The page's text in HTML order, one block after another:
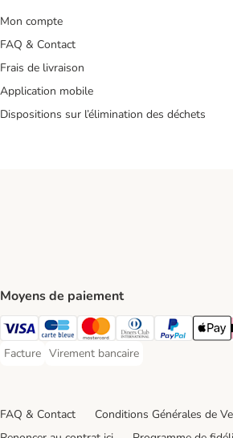
Mon compte
FAQ & Contact
Frais de livraison
Application mobile
Dispositions sur l’élimination des déchets
Moyens de paiement
Visa Payment Method
carte bleue Payment Method
Master Card Payment Method
Diners Club Payment
PaypalApple
Facture
Facture Payment Method
Virement bancaire
Virement bancaire Payment Method
FAQ & Contact Conditions Générales de